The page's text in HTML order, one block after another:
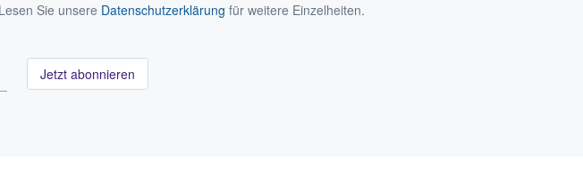
Sie unsere Datenschutzerklärung für weitere Einzelheiten.
Jetzt abonnieren